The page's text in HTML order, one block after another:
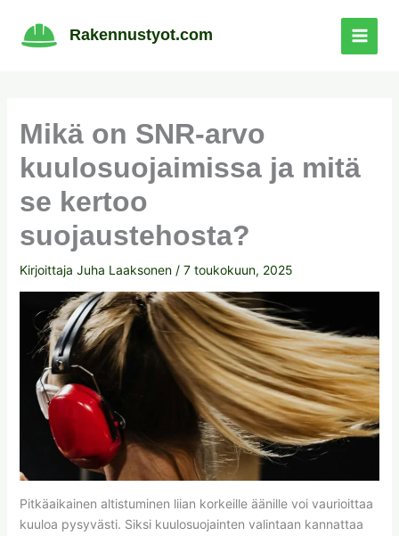
sisältöön
Rakennustyot.com
Mikä on SNR-arvo
kuulosuojaimissa ja mitä
se kertoo
suojaustehosta?
Kirjoittaja Juha Laaksonen / 7 toukokuun, 2025
Pitkäaikainen altistuminen liian korkeille äänille voi vaurioittaa
kuuloa pysyvästi. Siksi kuulosuojainten valintaan kannattaa